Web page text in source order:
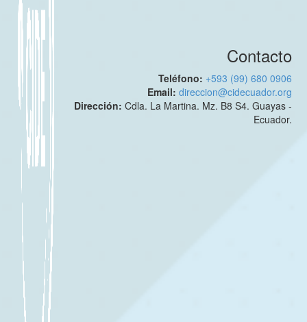
Contacto
Teléfono: +593 (99) 680 0906
Email:direccion@cidecuador.org
Dirección:Cdla. La Martina. Mz. B8 S4. Guayas -
Ecuador.